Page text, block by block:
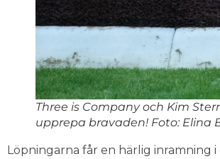
Three is Company och Kim
upprepa bravaden! Foto: Elina
Löpningarna får en härlig inramning